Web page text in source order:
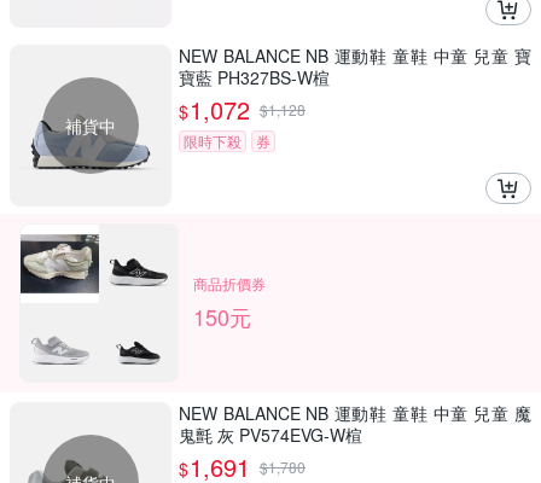
補貨中
NEW BALANCE NB 運動鞋 童鞋 中童 兒童 寶
寶藍 PH327BS-W楦
$1,072 $1,128
限時下殺
券
商品折價券
150元
NEW BALANCE NB 運動鞋 童鞋 中童 兒童 魔
鬼氈 灰 PV574EVG-W楦
$1,691 $1,780